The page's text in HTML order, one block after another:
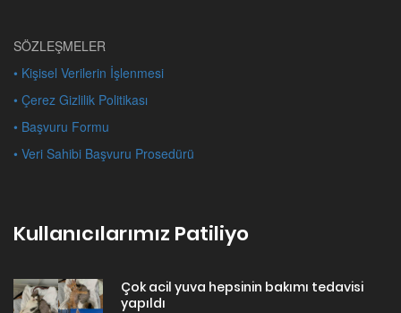
SÖZLEŞMELER
• Kişisel Verilerin İşlenmesi
• Çerez Gizlilik Politikası
• Başvuru Formu
• Veri Sahibi Başvuru Prosedürü
Kullanıcılarımız Patiliyo
Çok acil yuva hepsinin bakımı tedavisi
yapıldı